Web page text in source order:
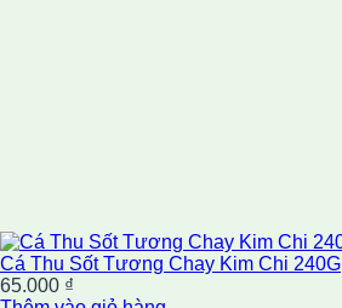
Cá Thu Sốt Tương Chay Kim Chi 240G
65.000 ₫